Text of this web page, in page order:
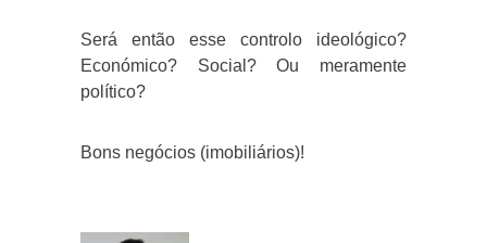
Será então esse controlo ideológico?
Económico? Social? Ou meramente
político?
Bons negócios (imobiliários)!